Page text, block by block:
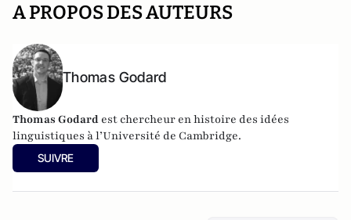
A PROPOS DES AUTEURS
Thomas Godard
Thomas Godard est chercheur en histoire des idées
linguistiques à l’Université de Cambridge.
SUIVRE